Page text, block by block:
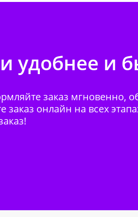
удобнее и
заказ мгновенно,
заказ онлайн на всех